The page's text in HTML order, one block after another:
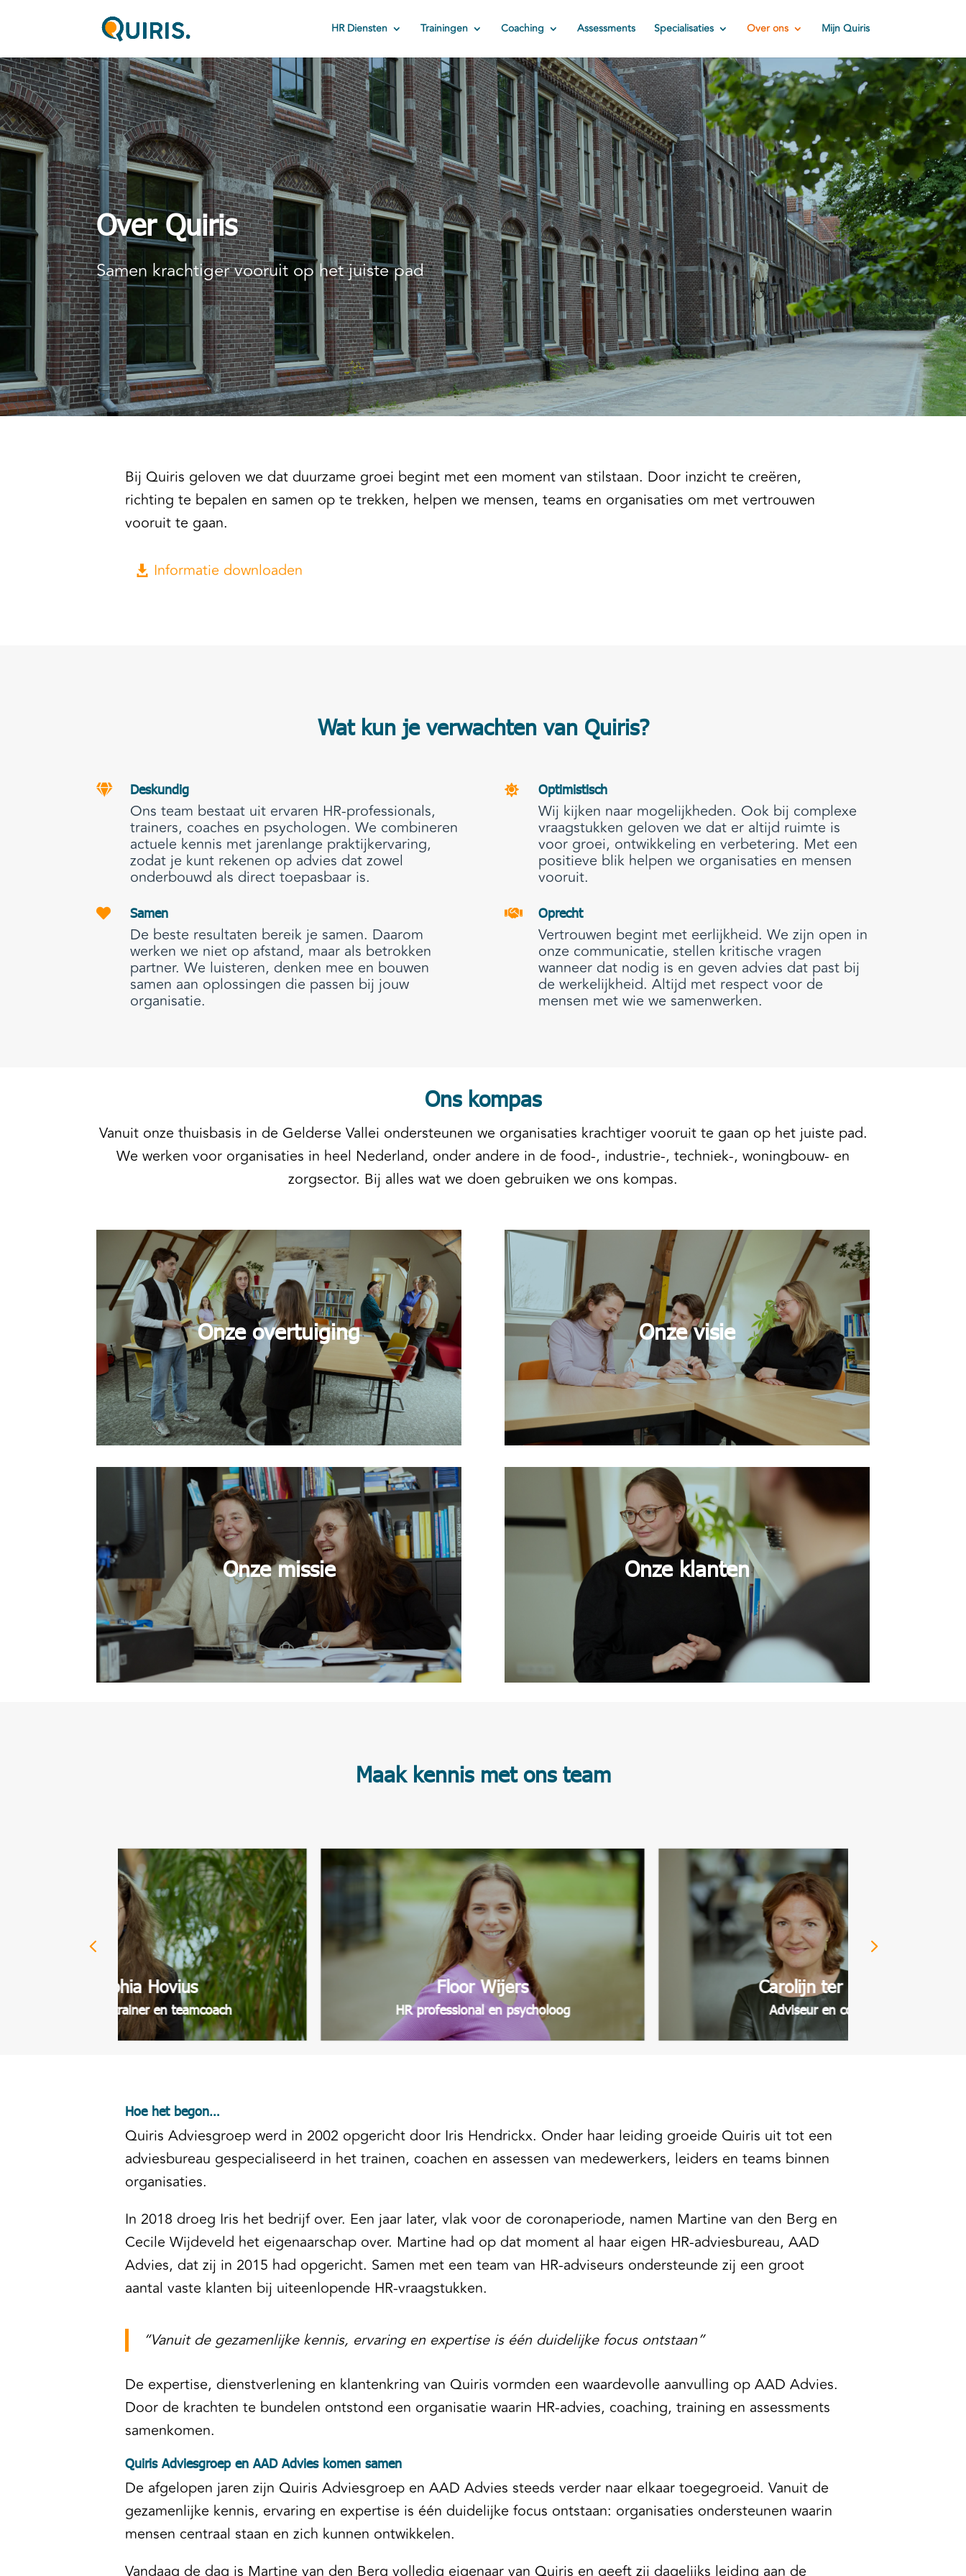
HR Diensten Trainingen Coaching Assessments Specialisaties Over ons Mijn Quiris
Over Quiris
Samen krachtiger vooruit op het juiste pad
Bij Quiris geloven we dat duurzame groei begint met een moment van stilstaan. Door inzicht te creëren,
richting te bepalen en samen op te trekken, helpen we mensen, teams en organisaties om met vertrouwen
vooruit te gaan.
Informatie downloaden
Wat kun je verwachten van Quiris?
 Deskundig
Ons team bestaat uit ervaren HR-professionals,
trainers, coaches en psychologen. We combineren
actuele kennis met jarenlange praktijkervaring,
zodat je kunt rekenen op advies dat zowel
onderbouwd als direct toepasbaar is.
 Samen
De beste resultaten bereik je samen. Daarom
werken we niet op afstand, maar als betrokken
partner. We luisteren, denken mee en bouwen
samen aan oplossingen die passen bij jouw
organisatie.
 Optimistisch
Wij kijken naar mogelijkheden. Ook bij complexe
vraagstukken geloven we dat er altijd ruimte is
voor groei, ontwikkeling en verbetering. Met een
positieve blik helpen we organisaties en mensen
vooruit.
 Oprecht
Vertrouwen begint met eerlijkheid. We zijn open in
onze communicatie, stellen kritische vragen
wanneer dat nodig is en geven advies dat past bij
de werkelijkheid. Altijd met respect voor de
mensen met wie we samenwerken.
Ons kompas
Vanuit onze thuisbasis in de Gelderse Vallei ondersteunen we organisaties krachtiger vooruit te gaan op het juiste pad.
We werken voor organisaties in heel Nederland, onder andere in de food-, industrie-, techniek-, woningbouw- en
zorgsector. Bij alles wat we doen gebruiken we ons kompas.
Onze overtuiging
Onze missie
Onze visie
Onze klanten
Maak kennis met ons team
"Door onszelf te blijven ontwikkelen, kunnen we
duurzame relaties opbouwen met onze klanten en
ze blijvend verder helpen."
Sophia Hovius
Adviseur, trainer en teamcoach
“Ik verbind het grotere geheel met wat het voor
mensen betekent. Daar ontstaat verandering én
energie.”
Floor Wijers
HR professional en psycholoog
"Je kunt niet altijd bepalen wat er op je pad komt,
maar je kunt wél altijd kiezen hoe je ermee
omgaat."
Carolijn ter Veer
Adviseur en coach
Hoe het begon…
Quiris Adviesgroep werd in 2002 opgericht door Iris Hendrickx. Onder haar leiding groeide Quiris uit tot een
adviesbureau gespecialiseerd in het trainen, coachen en assessen van medewerkers, leiders en teams binnen
organisaties.
In 2018 droeg Iris het bedrijf over. Een jaar later, vlak voor de coronaperiode, namen Martine van den Berg en
Cecile Wijdeveld het eigenaarschap over. Martine had op dat moment al haar eigen HR-adviesbureau, AAD
Advies, dat zij in 2015 had opgericht. Samen met een team van HR-adviseurs ondersteunde zij een groot
aantal vaste klanten bij uiteenlopende HR-vraagstukken.
“Vanuit de gezamenlijke kennis, ervaring en expertise is één duidelijke focus ontstaan”
De expertise, dienstverlening en klantenkring van Quiris vormden een waardevolle aanvulling op AAD Advies.
Door de krachten te bundelen ontstond een organisatie waarin HR-advies, coaching, training en assessments
samenkomen.
Quiris Adviesgroep en AAD Advies komen samen
De afgelopen jaren zijn Quiris Adviesgroep en AAD Advies steeds verder naar elkaar toegegroeid. Vanuit de
gezamenlijke kennis, ervaring en expertise is één duidelijke focus ontstaan: organisaties ondersteunen waarin
mensen centraal staan en zich kunnen ontwikkelen.
Vandaag de dag is Martine van den Berg volledig eigenaar van Quiris en geeft zij dagelijks leiding aan de